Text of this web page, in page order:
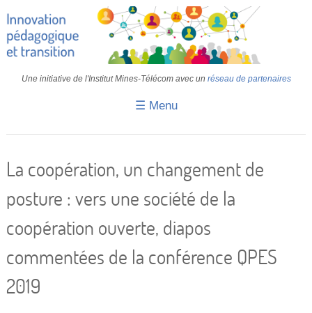
Une initiative de l'Institut Mines-Télécom avec un réseau de partenaires
☰ Menu
Retours d’expériences
IA
IMT
La coopération, un changement de
posture : vers une société de la
coopération ouverte, diapos
commentées de la conférence QPES
2019